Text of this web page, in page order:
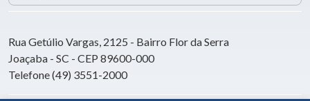
Rua Getúlio Vargas, 2125 - Bairro Flor da Serra
Joaçaba - SC - CEP 89600-000
Telefone (49) 3551-2000